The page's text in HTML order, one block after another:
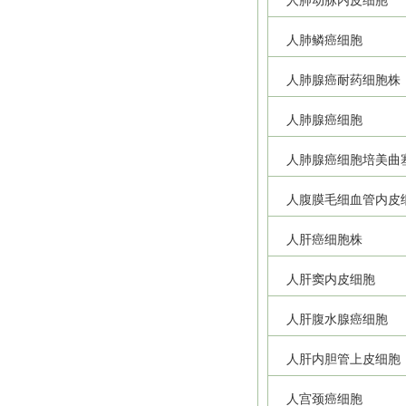
人肺鳞癌细胞
人肺腺癌耐药细胞株
人肺腺癌细胞
人肺腺癌细胞培美曲
人腹膜毛细血管内皮
人肝癌细胞株
人肝窦内皮细胞
人肝腹水腺癌细胞
人肝内胆管上皮细胞
人宫颈癌细胞